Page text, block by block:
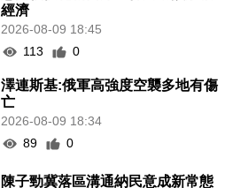
經濟
2026-08-09 18:45
113
0
澤連斯基:俄軍高強度空襲多地有傷
亡
2026-08-09 18:34
89
0
陳子勁冀落區溝通納民意成新常態